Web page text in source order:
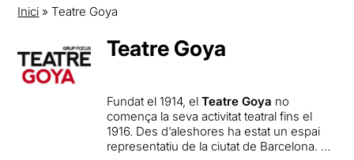
Inici »Teatre Goya
Teatre Goya
Fundat el 1914, elTeatre Goya no
comença la seva activitat teatral fins el
1916. Des d’aleshores ha estat un espai
representatiu de la ciutat de Barcelona. A